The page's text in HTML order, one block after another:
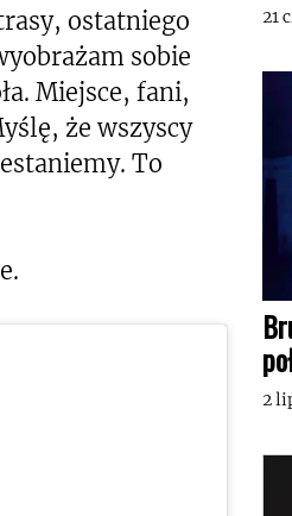
ostatniego
sobie
Miejsce, fani,
że wszyscy
To
21
2